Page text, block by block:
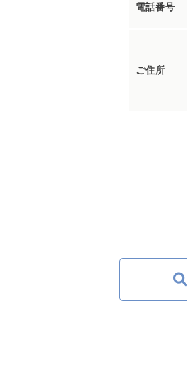
電話番号
ご住所